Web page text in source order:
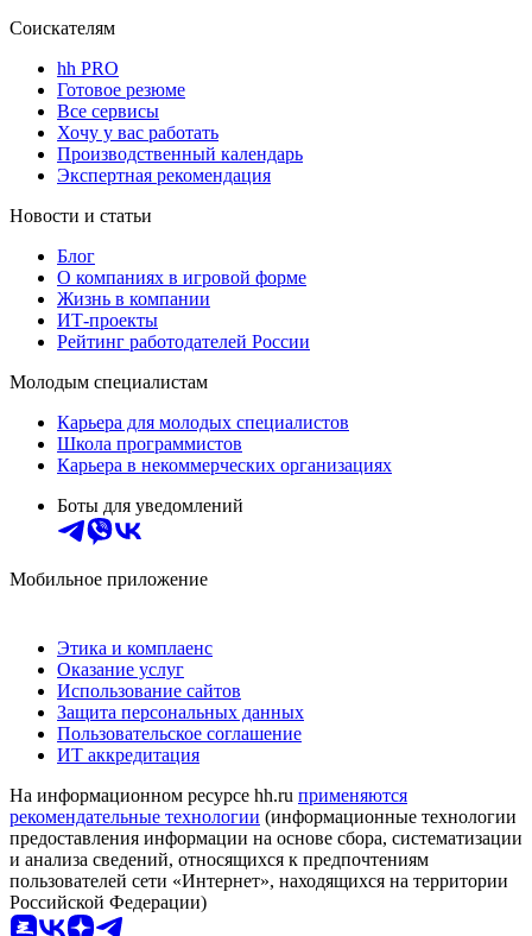
Соискателям
hh PRO
Готовое резюме
Все сервисы
Хочу у вас работать
Производственный календарь
Экспертная рекомендация
Новости и статьи
Блог
О компаниях в игровой форме
Жизнь в компании
ИТ-проекты
Рейтинг работодателей России
Молодым специалистам
Карьера для молодых специалистов
Школа программистов
Карьера в некоммерческих организациях
Боты для уведомлений
Мобильное приложение
Этика и комплаенс
Оказание услуг
Использование сайтов
Защита персональных данных
Пользовательское соглашение
ИТ аккредитация
На информационном ресурсе hh.ru применяются
рекомендательные технологии (информационные технологии
предоставления информации на основе сбора, систематизации
и анализа сведений, относящихся к предпочтениям
пользователей сети «Интернет», находящихся на территории
Российской Федерации)